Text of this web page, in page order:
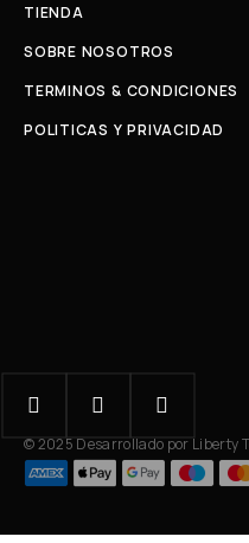
TIENDA
SOBRE NOSOTROS
TERMINOS & CONDICIONES
POLITICAS Y PRIVACIDAD
© 2025 Desarrollado por Liberty